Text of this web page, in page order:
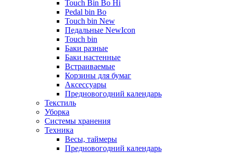
Touch Bin Bo Hi
Pedal bin Bo
Touch bin New
Педальные NewIcon
Touch bin
Баки разные
Баки настенные
Встраиваемые
Корзины для бумаг
Аксессуары
Предновогодний календарь
Текстиль
Уборка
Системы хранения
Техника
Весы, таймеры
Предновогодний календарь